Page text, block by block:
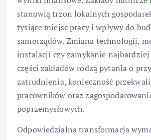
stanowią trzon lokalnych
tysiące miejsc pracy i wpływy do
samorządów. Zmiana technologii,
instalacji czy zamykanie
części zakładów rodzą pytania o
zatrudnienia, konieczność
pracowników oraz
poprzemysłowych.
Odpowiedzialna transformacja